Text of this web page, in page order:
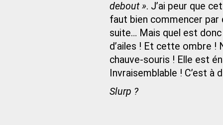
debout ». J’ai peur que
faut bien commencer par
suite… Mais quel est
d’ailes ! Et cette ombre !
chauve-souris ! Elle est
Invraisemblable ! C’est à
Slurp ?